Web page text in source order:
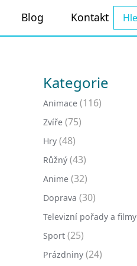
Blog Kontakt
Kategorie
Animace (116)
Zvíře (75)
Hry (48)
Růžný (43)
Anime (32)
Doprava (30)
Televizní pořady a filmy
Sport (25)
Prázdniny (24)